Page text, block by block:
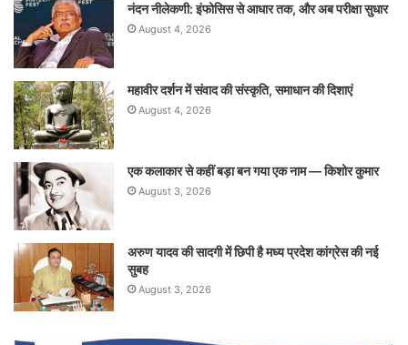
नंदन नीलेकणी: इंफोसिस से आधार तक, और अब परीक्षा सुधार
August 4, 2026
महावीर दर्शन में संवाद की संस्कृति, समाधान की दिशाएं
August 4, 2026
एक कलाकार से कहीं बड़ा बन गया एक नाम — किशोर कुमार
August 3, 2026
अरुण यादव की सादगी में छिपी है मध्य प्रदेश कांग्रेस की नई
सुबह
August 3, 2026